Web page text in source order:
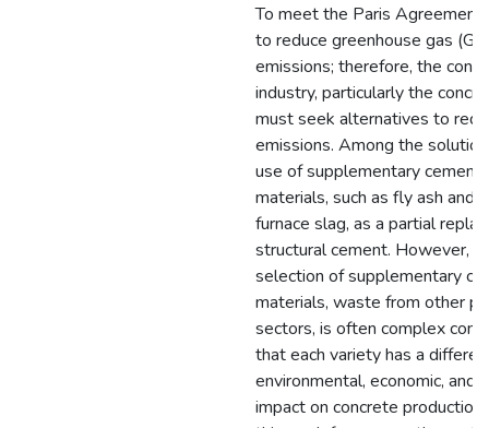
To meet the Paris Agreement,
to reduce greenhouse gas
emissions; therefore, the
industry, particularly the
must seek alternatives to
emissions. Among the
use of supplementary
materials, such as fly ash and
furnace slag, as a partial
structural cement. However,
selection of supplementary
materials, waste from other
sectors, is often complex
that each variety has a
environmental, economic, and
impact on concrete